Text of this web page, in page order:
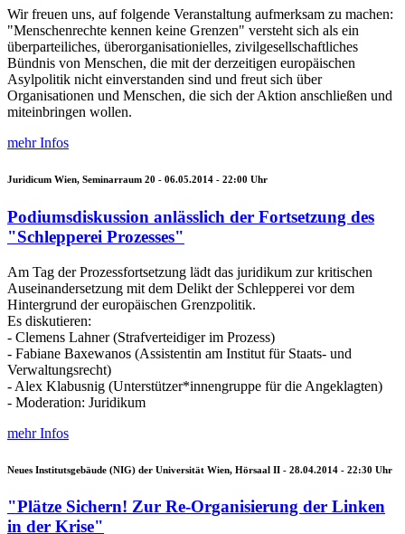
Wir freuen uns, auf folgende Veranstaltung aufmerksam zu machen:
"Menschenrechte kennen keine Grenzen" versteht sich als ein
überparteiliches, überorganisationielles, zivilgesellschaftliches
Bündnis von Menschen, die mit der derzeitigen europäischen
Asylpolitik nicht einverstanden sind und freut sich über
Organisationen und Menschen, die sich der Aktion anschließen und
miteinbringen wollen.
mehr Infos
Juridicum Wien, Seminarraum 20 - 06.05.2014 - 22:00 Uhr
Podiumsdiskussion anlässlich der Fortsetzung des
"Schlepperei Prozesses"
Am Tag der Prozessfortsetzung lädt das juridikum zur kritischen
Auseinandersetzung mit dem Delikt der Schlepperei vor dem
Hintergrund der europäischen Grenzpolitik.
Es diskutieren:
- Clemens Lahner (Strafverteidiger im Prozess)
- Fabiane Baxewanos (Assistentin am Institut für Staats- und
Verwaltungsrecht)
- Alex Klabusnig (Unterstützer*innengruppe für die Angeklagten)
- Moderation: Juridikum
mehr Infos
Neues Institutsgebäude (NIG) der Universität Wien, Hörsaal II - 28.04.2014 - 22:30 Uhr
"Plätze Sichern! Zur Re-Organisierung der Linken
in der Krise"